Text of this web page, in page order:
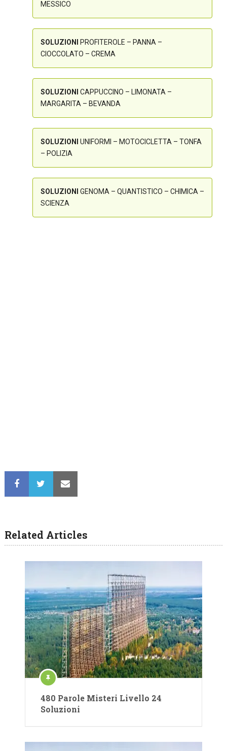
MESSICO
SOLUZIONI PROFITEROLE – PANNA –
CIOCCOLATO – CREMA
SOLUZIONI CAPPUCCINO – LIMONATA –
MARGARITA – BEVANDA
SOLUZIONI UNIFORMI – MOTOCICLETTA – TONFA
– POLIZIA
SOLUZIONI GENOMA – QUANTISTICO – CHIMICA –
SCIENZA
Related Articles
480 Parole Misteri Livello 24
Soluzioni